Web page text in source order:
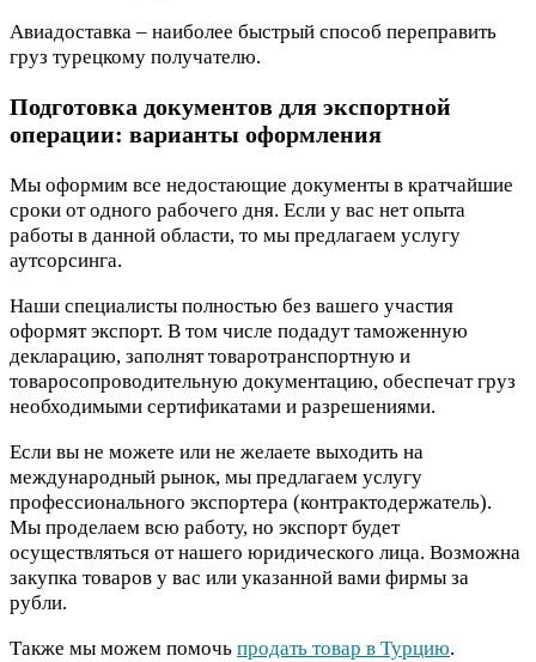
Авиадоставка – наиболее быстрый способ переправить
груз турецкому получателю.
Подготовка документов для экспортной
операции: варианты оформления
Мы оформим все недостающие документы в кратчайшие
сроки от одного рабочего дня. Если у вас нет опыта
работы в данной области, то мы предлагаем услугу
аутсорсинга.
Наши специалисты полностью без вашего участия
оформят экспорт. В том числе подадут таможенную
декларацию, заполнят товаротранспортную и
товаросопроводительную документацию, обеспечат груз
необходимыми сертификатами и разрешениями.
Если вы не можете или не желаете выходить на
международный рынок, мы предлагаем услугу
профессионального экспортера (контрактодержатель).
Мы проделаем всю работу, но экспорт будет
осуществляться от нашего юридического лица. Возможна
закупка товаров у вас или указанной вами фирмы за
рубли.
Также мы можем помочь продать товар в Турцию.